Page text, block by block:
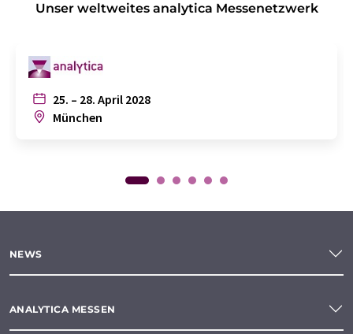
Unser weltweites analytica Messenetzwerk
25. – 28. April 2028
München
NEWS
ANALYTICA MESSEN